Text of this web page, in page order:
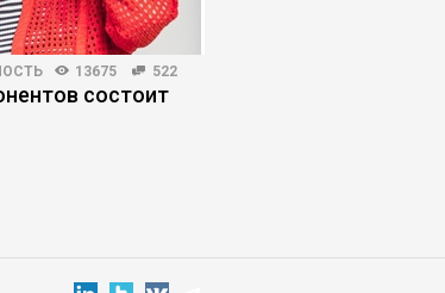
13675 522
состоит